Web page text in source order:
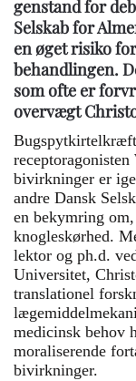
genstand for
Selskab for
en øget risiko
behandlingen.
som ofte er
overvægt
bivirkninger er
andre Dansk
en bekymring
knogleskørhed.
lektor og ph.d.
Universitet,
translationel
medicinsk behov
moraliserende
bivirkninger.